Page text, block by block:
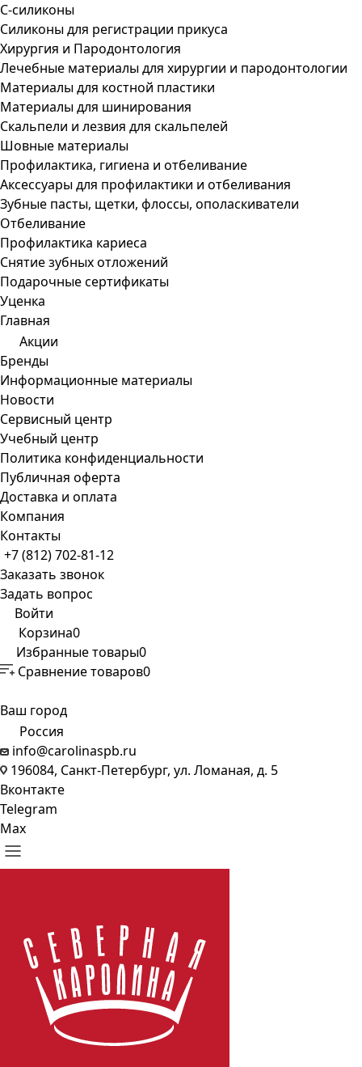
С-силиконы
Силиконы для регистрации прикуса
Хирургия и Пародонтология
Лечебные материалы для хирургии и пародонтологии
Материалы для костной пластики
Материалы для шинирования
Скальпели и лезвия для скальпелей
Шовные материалы
Профилактика, гигиена и отбеливание
Аксессуары для профилактики и отбеливания
Зубные пасты, щетки, флоссы, ополаскиватели
Отбеливание
Профилактика кариеса
Снятие зубных отложений
Подарочные сертификаты
Уценка
Главная
Акции
Бренды
Информационные материалы
Новости
Сервисный центр
Учебный центр
Политика конфиденциальности
Публичная оферта
Доставка и оплата
Компания
Контакты
+7 (812) 702-81-12
Заказать звонок
Задать вопрос
Войти
Корзина0
Избранные товары0
Сравнение товаров0
Ваш город
Россия
info@carolinaspb.ru
196084, Санкт-Петербург, ул. Ломаная, д. 5
Вконтакте
Telegram
Max